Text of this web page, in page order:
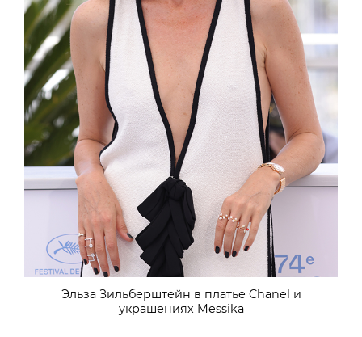
Эльза Зильберштейн в платье Chanel и
украшениях Messika